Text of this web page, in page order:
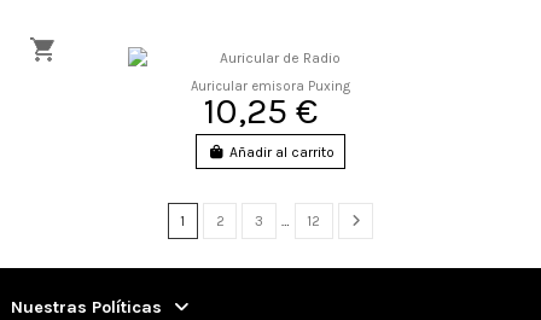
Auricular emisora Puxing
10,25 €
Añadir al carrito
1 2 3 … 12
Nuestras Políticas